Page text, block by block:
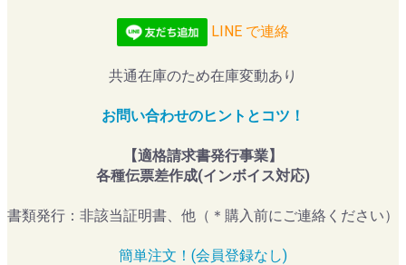
LINE で連絡
共通在庫のため在庫変動あり
お問い合わせのヒントとコツ！
【適格請求書発行事業】
各種伝票差作成(インボイス対応)
書類発行：非該当証明書、他（＊購入前にご連絡ください）
簡単注文！(会員登録なし)